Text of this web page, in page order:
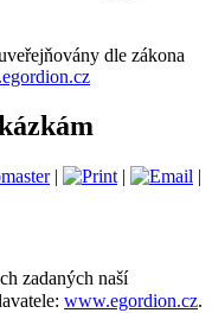
dle zákona
| |
|
zadaných naší
www.egordion.cz.